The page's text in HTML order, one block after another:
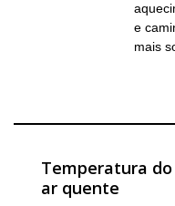
e
mais
Temperatura
ar quente